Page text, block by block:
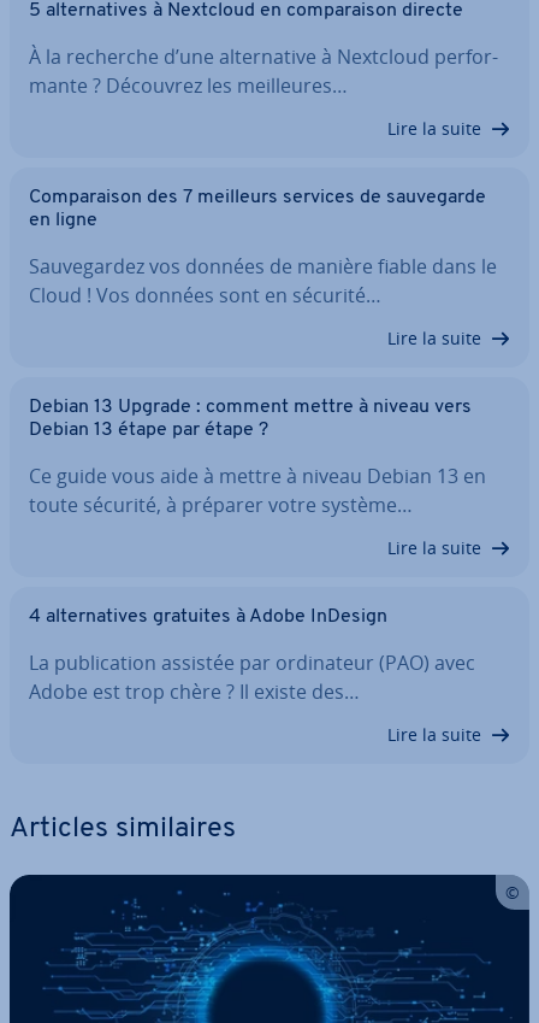
5 al­ter­na­tives à Nextcloud en com­pa­rai­son directe
À la recherche d’une al­ter­na­tive à Nextcloud per­for­
mante ? Découvrez les meil­leures…
Lire la suite
Com­pa­rai­son des 7 meilleurs services de sau­ve­garde
en ligne
Sau­ve­gar­dez vos données de manière fiable dans le
Cloud ! Vos données sont en sécurité…
Lire la suite
Debian 13 Upgrade : comment mettre à niveau vers
Debian 13 étape par étape ?
Ce guide vous aide à mettre à niveau Debian 13 en
toute sécurité, à préparer votre système…
Lire la suite
4 al­ter­na­tives gratuites à Adobe InDesign
La pu­bli­ca­tion assistée par or­di­na­teur (PAO) avec
Adobe est trop chère ? Il existe des…
Lire la suite
Articles si­mi­laires